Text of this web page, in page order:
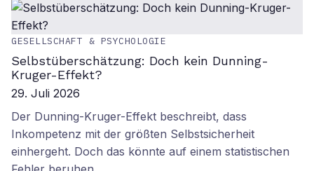
GESELLSCHAFT & PSYCHOLOGIE
Selbstüberschätzung: Doch kein Dunning-
Kruger-Effekt?
29. Juli 2026
Der Dunning-Kruger-Effekt beschreibt, dass
Inkompetenz mit der größten Selbstsicherheit
einhergeht. Doch das könnte auf einem statistischen